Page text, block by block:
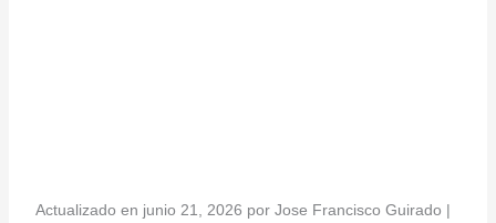
Actualizado en junio 21, 2026 por Jose Francisco Guirado |